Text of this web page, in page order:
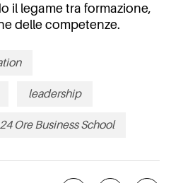
il legame tra formazione,
delle competenze.
leadership
Ore Business School